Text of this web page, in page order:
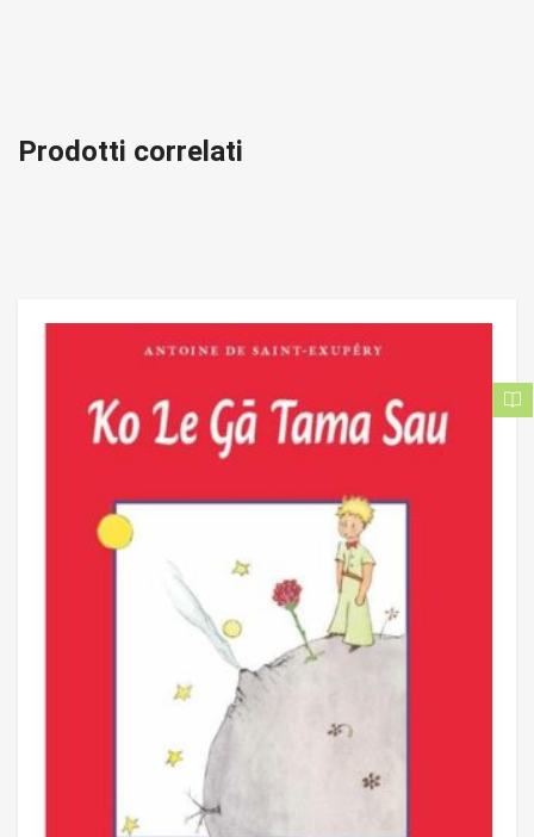
Prodotti correlati